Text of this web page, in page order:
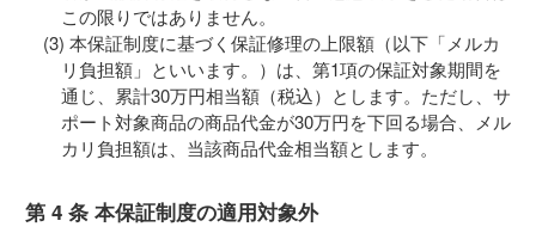
この限りではありません。
本保証制度に基づく保証修理の上限額（以下「メルカ
リ負担額」といいます。）は、第1項の保証対象期間を
通じ、累計30万円相当額（税込）とします。ただし、サ
ポート対象商品の商品代金が30万円を下回る場合、メル
カリ負担額は、当該商品代金相当額とします。
第 4 条 本保証制度の適用対象外